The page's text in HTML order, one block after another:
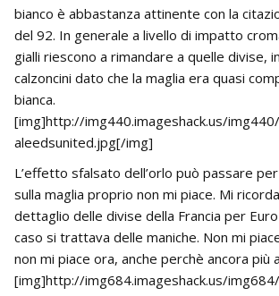
bianco è abbastanza attinente con la
del 92. In generale a livello di impatto
gialli riescono a rimandare a quelle divise,
calzoncini dato che la maglia era quasi
bianca.
[img]http://img440.imageshack.us/
aleedsunited.jpg[/img]
L’effetto sfalsato dell’orlo può passare
sulla maglia proprio non mi piace. Mi
dettaglio delle divise della Francia per
caso si trattava delle maniche. Non mi
non mi piace ora, anche perchè ancora più
[img]http://img684.imageshack.us/